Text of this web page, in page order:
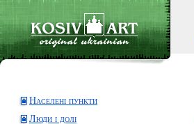
Населені пункти
Люди і долі